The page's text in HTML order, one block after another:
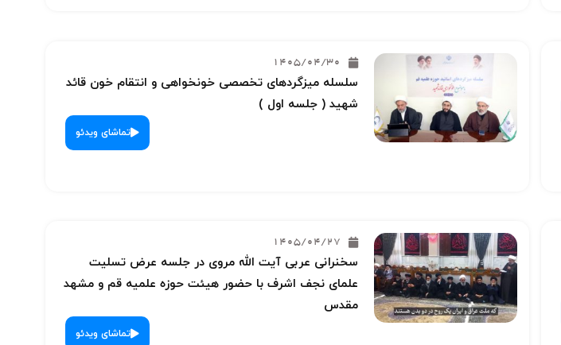
1405/04/30
سلسله میزگردهای تخصصی خونخواهی و انتقام خون قائد
شهید ( جلسه اول )
تماشای ویدئو
1405/04/27
سخنرانی عربی آیت الله مروی در جلسه عرض تسلیت
علمای نجف اشرف با حضور هیئت حوزه علمیه قم و مشهد
مقدس
تماشای ویدئو